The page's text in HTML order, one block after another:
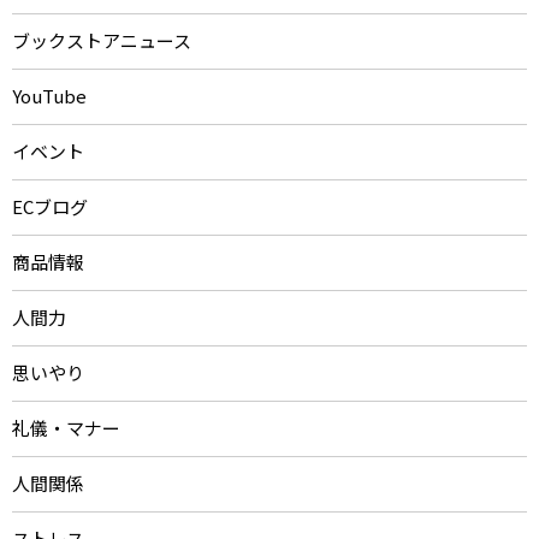
ブックストアニュース
YouTube
イベント
ECブログ
商品情報
人間力
思いやり
礼儀・マナー
人間関係